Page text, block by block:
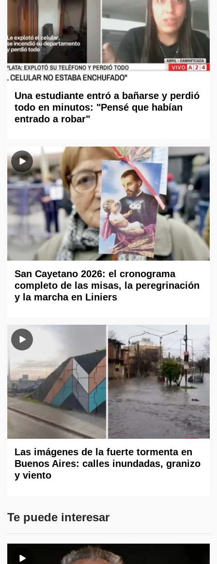
Una estudiante entró a bañarse y perdió
todo en minutos: "Pensé que habían
entrado a robar"
San Cayetano 2026: el cronograma
completo de las misas, la peregrinación
y la marcha en Liniers
Las imágenes de la fuerte tormenta en
Buenos Aires: calles inundadas, granizo
y viento
Te puede interesar